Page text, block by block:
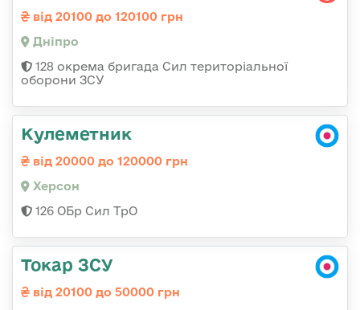
від 20100 до 120100 грн
Дніпро
128 окрема бригада Сил територіальної
оборони ЗСУ
Кулеметник
від 20000 до 120000 грн
Херсон
126 ОБр Сил ТрО
Токар ЗСУ
від 20100 до 50000 грн